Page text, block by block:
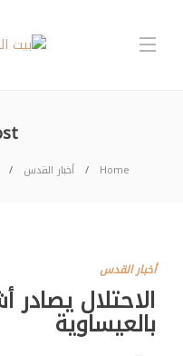
Home أخبار القدس
أخبار القدس
الاحتلال يصادر
بالعيساوية